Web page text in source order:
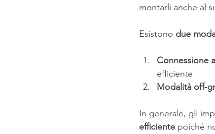
montarli anche al
Esistono due
Connessione
efficiente
Modalità off-
In generale, gli
efficiente poiché